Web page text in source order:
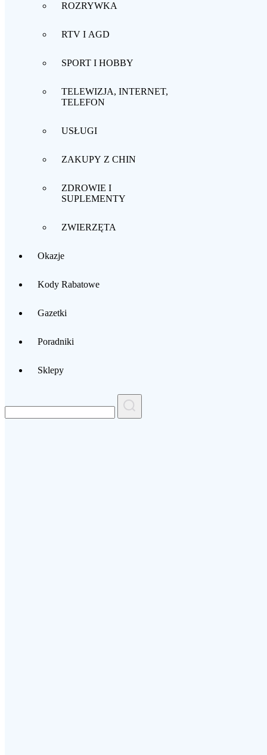
ROZRYWKA
RTV I AGD
SPORT I HOBBY
TELEWIZJA, INTERNET,
TELEFON
USŁUGI
ZAKUPY Z CHIN
ZDROWIE I
SUPLEMENTY
ZWIERZĘTA
Okazje
Kody Rabatowe
Gazetki
Poradniki
Sklepy